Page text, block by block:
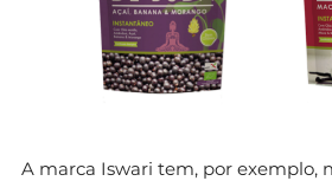
A marca Iswari tem, por exemplo,